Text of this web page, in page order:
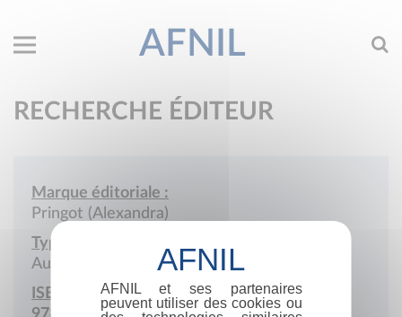
AFNIL
RECHERCHE ÉDITEUR
Marque éditoriale :
Pringot (Alexandra)
Type de société :
Auto-édition
ISBN :
AFNIL et ses partenaires
peuvent utiliser des cookies ou